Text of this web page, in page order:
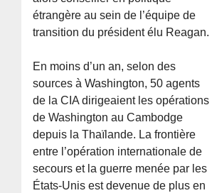
étrangère au sein de l’équipe de
transition du président élu Reagan.
En moins d’un an, selon des
sources à Washington, 50 agents
de la CIA dirigeaient les opérations
de Washington au Cambodge
depuis la Thaïlande. La frontière
entre l’opération internationale de
secours et la guerre menée par les
États-Unis est devenue de plus en